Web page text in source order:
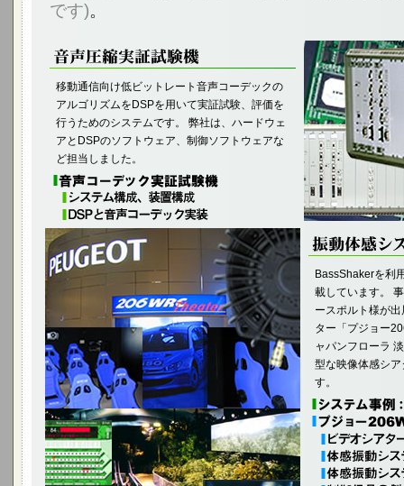
です)。
移動通信向け低ビットレート音声コーデックの
アルゴリズムをDSPを用いて実証試験、評価を
行うためのシステムです。 弊社は、ハードウェ
アとDSPのソフトウェア、制御ソフトウェアな
ど担当しました。
BassShakerを利
載しています。
ースポルト様が
ター「プジョー
ャパンフローラ
型な映像体感シ
す。